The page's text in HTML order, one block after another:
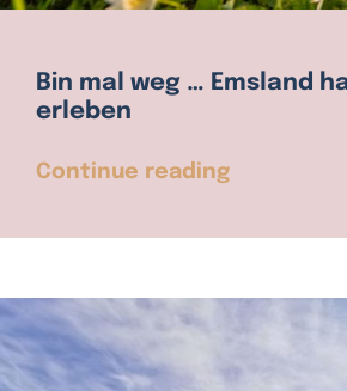
Bin mal weg … Emsland
erleben
Continue reading